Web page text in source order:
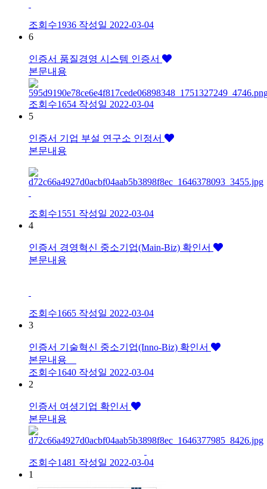
조회수1936 작성일 2022-03-04
6
인증서 품질경영 시스템 인증서
본문내용
조회수1654 작성일 2022-03-04
5
인증서 기업 부설 연구소 인정서
본문내용
조회수1551 작성일 2022-03-04
4
인증서 경영혁신 중소기업(Main-Biz) 확인서
본문내용
조회수1665 작성일 2022-03-04
3
인증서 기술혁신 중소기업(Inno-Biz) 확인서
본문내용
조회수1640 작성일 2022-03-04
2
인증서 여셩기업 확인서
본문내용
조회수1481 작성일 2022-03-04
1